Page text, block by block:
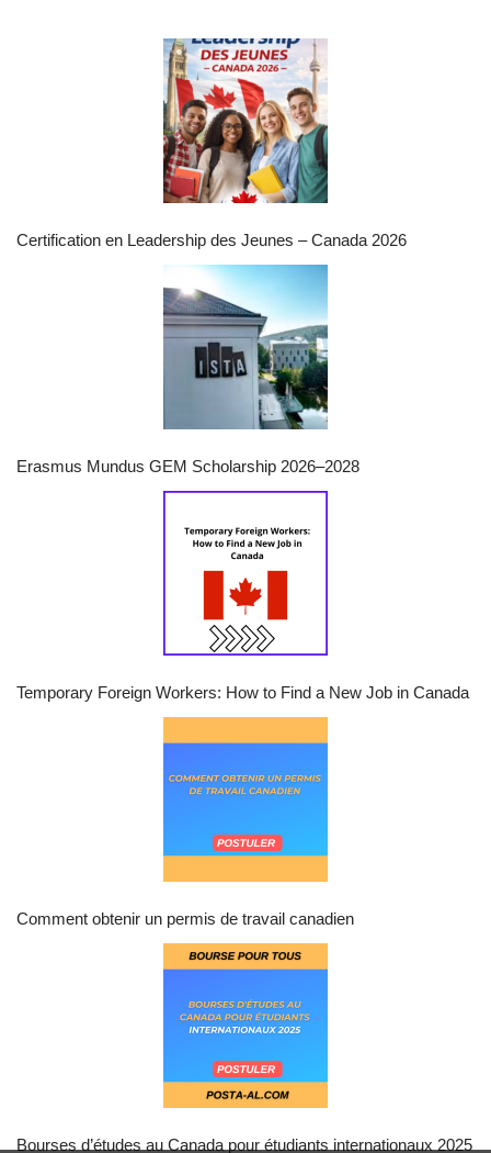
Certification en Leadership des Jeunes – Canada 2026
Erasmus Mundus GEM Scholarship 2026–2028
Temporary Foreign Workers: How to Find a New Job in Canada
Comment obtenir un permis de travail canadien
Bourses d’études au Canada pour étudiants internationaux 2025